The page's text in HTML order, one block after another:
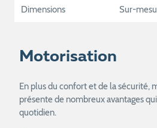
Dimensions Sur-
Motorisation
En plus du confort et de la sécurité,
présente de nombreux avantages
quotidien.